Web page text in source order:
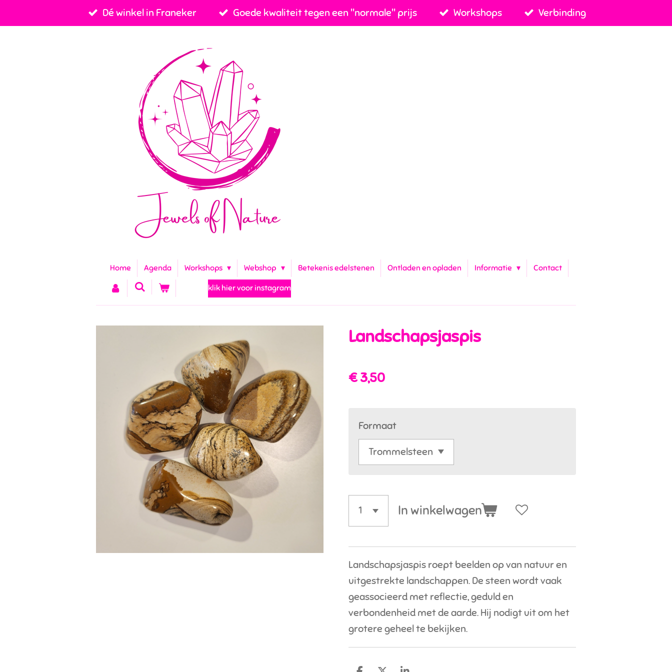
direct
Dé winkel in Franeker Goede kwaliteit tegen een ''normale'' prijs Workshops Verbinding
Home Agenda Workshops Webshop Betekenis edelstenen Ontladen en opladen Informatie Contact
klik hier voor instagram
Landschapsjaspis
€ 3,50
Formaat
In winkelwagen
Landschapsjaspis roept beelden op van natuur en
uitgestrekte landschappen. De steen wordt vaak
geassocieerd met reflectie, geduld en
verbondenheid met de aarde. Hij nodigt uit om het
grotere geheel te bekijken.